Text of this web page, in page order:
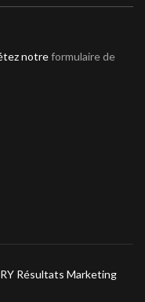
notreformulaire de
Résultats Marketing